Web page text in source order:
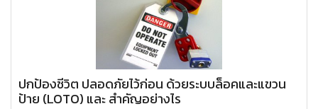
ปกป้องชีวิต ปลอดภัยไว้ก่อน ด้วยระบบล็อคและแขวน
ป้าย (LOTO) และ สำคัญอย่างไร